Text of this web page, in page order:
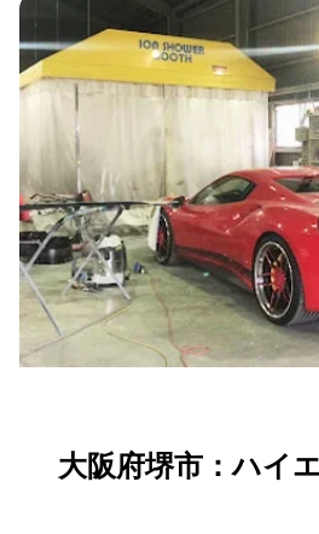
大阪府堺市：ハイ